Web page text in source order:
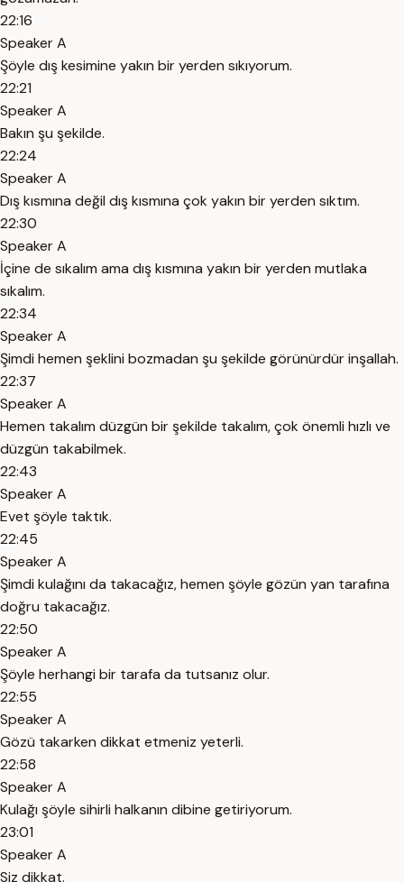
22:16
Speaker A
Şöyle dış kesimine yakın bir yerden sıkıyorum.
22:21
Speaker A
Bakın şu şekilde.
22:24
Speaker A
Dış kısmına değil dış kısmına çok yakın bir yerden sıktım.
22:30
Speaker A
İçine de sıkalım ama dış kısmına yakın bir yerden mutlaka
sıkalım.
22:34
Speaker A
Şimdi hemen şeklini bozmadan şu şekilde görünürdür inşallah.
22:37
Speaker A
Hemen takalım düzgün bir şekilde takalım, çok önemli hızlı ve
düzgün takabilmek.
22:43
Speaker A
Evet şöyle taktık.
22:45
Speaker A
Şimdi kulağını da takacağız, hemen şöyle gözün yan tarafına
doğru takacağız.
22:50
Speaker A
Şöyle herhangi bir tarafa da tutsanız olur.
22:55
Speaker A
Gözü takarken dikkat etmeniz yeterli.
22:58
Speaker A
Kulağı şöyle sihirli halkanın dibine getiriyorum.
23:01
Speaker A
Siz dikkat.